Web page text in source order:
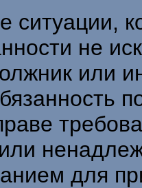
ситуации,
не
или
для